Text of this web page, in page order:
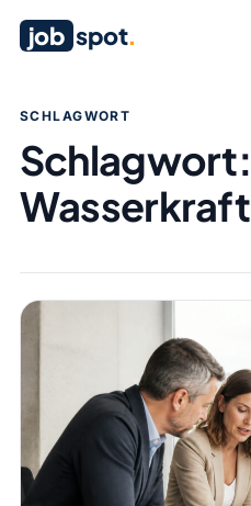
job spot.
SCHLAGWORT
Schlagwort:
Wasserkraft